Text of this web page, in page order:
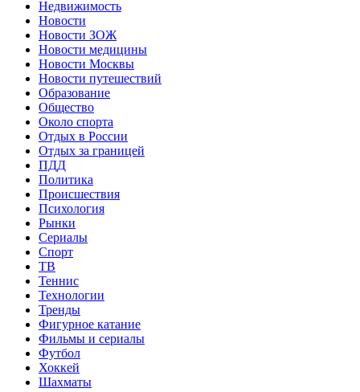
Недвижимость
Новости
Новости ЗОЖ
Новости медицины
Новости Москвы
Новости путешествий
Образование
Общество
Около спорта
Отдых в России
Отдых за границей
ПДД
Политика
Происшествия
Психология
Рынки
Сериалы
Спорт
ТВ
Теннис
Технологии
Тренды
Фигурное катание
Фильмы и сериалы
Футбол
Хоккей
Шахматы